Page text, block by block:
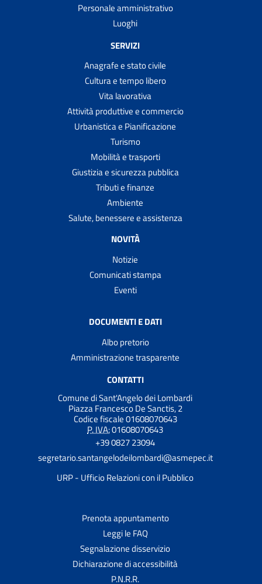
Personale amministrativo
Luoghi
SERVIZI
Anagrafe e stato civile
Cultura e tempo libero
Vita lavorativa
Attività produttive e commercio
Urbanistica e Pianificazione
Turismo
Mobilità e trasporti
Giustizia e sicurezza pubblica
Tributi e finanze
Ambiente
Salute, benessere e assistenza
NOVITÀ
Notizie
Comunicati stampa
Eventi
DOCUMENTI E DATI
Albo pretorio
Amministrazione trasparente
CONTATTI
Comune di Sant'Angelo dei Lombardi
Piazza Francesco De Sanctis, 2
Codice fiscale 01608070643
P. IVA:01608070643
+39 0827 23094
segretario.santangelodeilombardi@asmepec.it
URP - Ufficio Relazioni con il Pubblico
Prenota appuntamento
Leggi le FAQ
Segnalazione disservizio
Dichiarazione di accessibilità
P.N.R.R.